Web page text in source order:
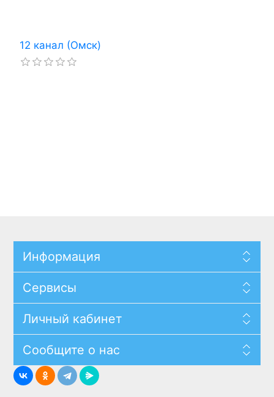
12 канал (Омск)
Информация
Сервисы
Личный кабинет
Сообщите о нас